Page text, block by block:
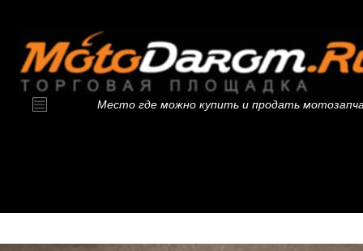
Место где можно купить и продать